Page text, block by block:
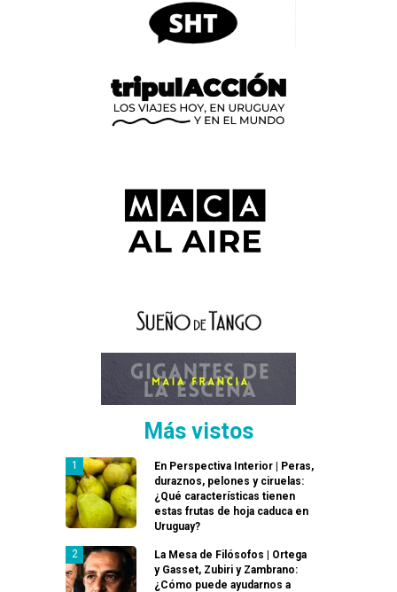
Más vistos
En Perspectiva Interior | Peras,
duraznos, pelones y ciruelas:
¿Qué características tienen
estas frutas de hoja caduca en
Uruguay?
La Mesa de Filósofos | Ortega
y Gasset, Zubiri y Zambrano:
¿Cómo puede ayudarnos a